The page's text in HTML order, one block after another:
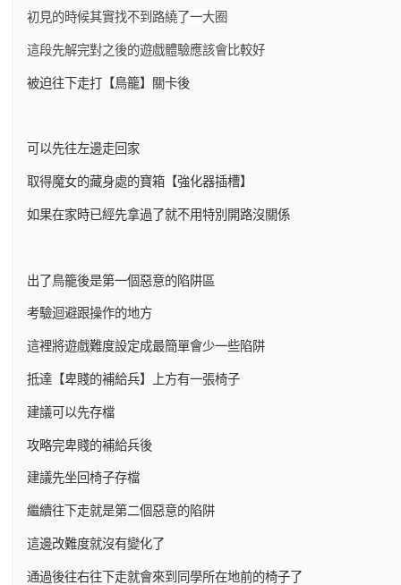
初見的時候其實找不到路繞了一大圈
這段先解完對之後的遊戲體驗應該會比較好
被迫往下走打【鳥籠】關卡後
可以先往左邊走回家
取得魔女的藏身處的寶箱【強化器插槽】
如果在家時已經先拿過了就不用特別開路沒關係
出了鳥籠後是第一個惡意的陷阱區
考驗迴避跟操作的地方
這裡將遊戲難度設定成最簡單會少一些陷阱
抵達【卑賤的補給兵】上方有一張椅子
建議可以先存檔
攻略完卑賤的補給兵後
建議先坐回椅子存檔
繼續往下走就是第二個惡意的陷阱
這邊改難度就沒有變化了
通過後往右往下走就會來到同學所在地前的椅子了